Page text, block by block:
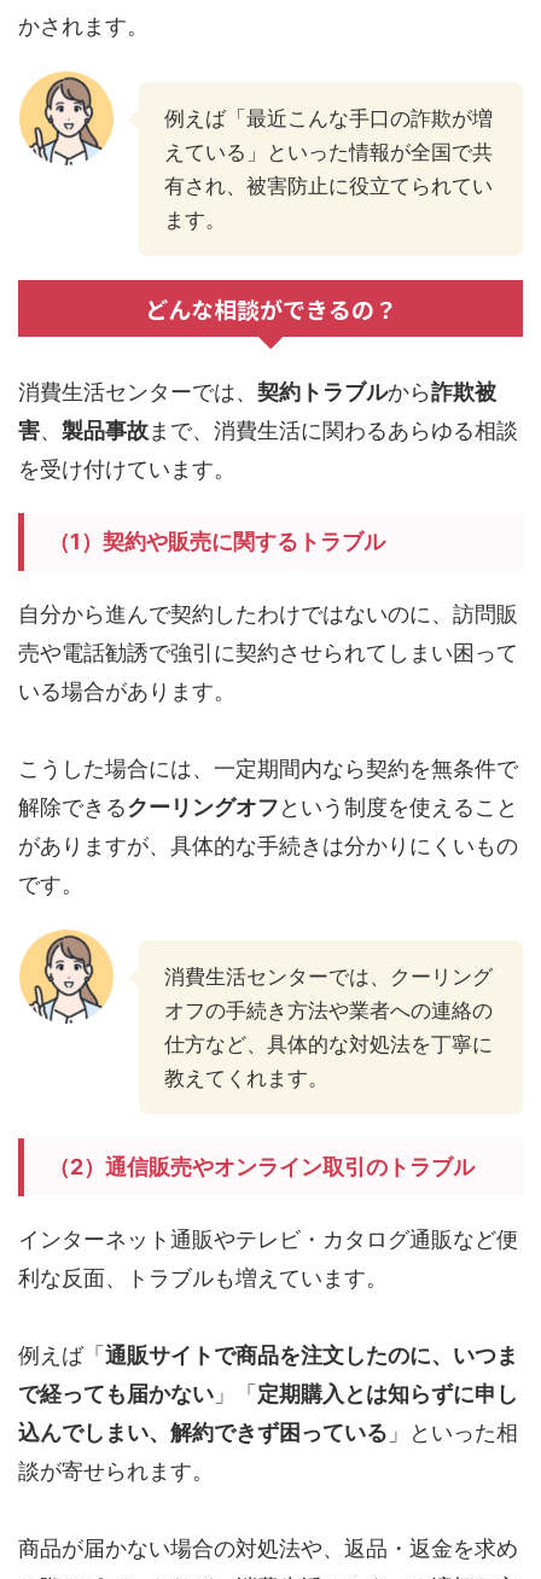
かされます。
例えば「最近こんな手口の詐欺が増
えている」といった情報が全国で共
有され、被害防止に役立てられてい
ます。
どんな相談ができるの？
消費生活センターでは、 契約トラブルから詐欺被
害、 製品事故まで、消費生活に関わるあらゆる相談
を受け付けています。
（1）契約や販売に関するトラブル
自分から進んで契約したわけではないのに、訪問販
売や電話勧誘で強引に契約させられてしまい困って
いる場合があります。
こうした場合には、一定期間内なら契約を無条件で
解除できるクーリングオフという制度を使えること
がありますが、具体的な手続きは分かりにくいもの
です。
消費生活センターでは、クーリング
オフの手続き方法や業者への連絡の
仕方など、具体的な対処法を丁寧に
教えてくれます。
（2）通信販売やオンライン取引のトラブル
インターネット通販やテレビ・カタログ通販など便
利な反面、トラブルも増えています。
例えば「 通販サイトで商品を注文したのに、いつま
で経っても届かない 」「 定期購入とは知らずに申し
込んでしまい、解約できず困っている 」といった相
談が寄せられます。
商品が届かない場合の対処法や、返品・返金を求め